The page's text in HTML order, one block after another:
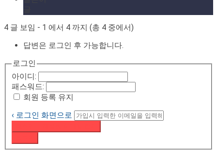
4 글 보임 - 1 에서 4 까지 (총 4 중에서)
답변은 로그인 후 가능합니다.
로그인
아이디:
패스워드:
회원 등록 유지
‹ 로그인 화면으로